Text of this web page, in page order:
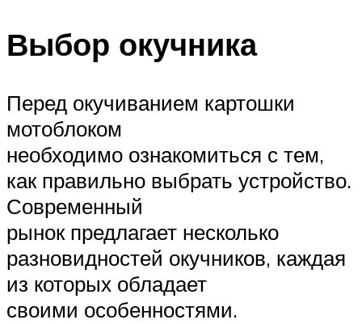
Выбор окучника
Перед окучиванием картошки
мотоблоком
необходимо ознакомиться с тем,
как правильно выбрать устройство.
Современный
рынок предлагает несколько
разновидностей окучников, каждая
из которых обладает
своими особенностями.